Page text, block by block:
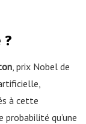
?
, prix Nobel de
à cette
qu’une